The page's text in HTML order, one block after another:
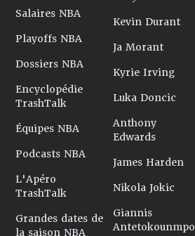
Salaires NBA
Playoffs NBA
Dossiers NBA
Encyclopédie
TrashTalk
Équipes NBA
Podcasts NBA
L'Apéro
TrashTalk
Grandes dates de
la saison NBA
Kevin Durant
Ja Morant
Kyrie Irving
Luka Doncic
Anthony
Edwards
James Harden
Nikola Jokic
Giannis
Antetokounmpo